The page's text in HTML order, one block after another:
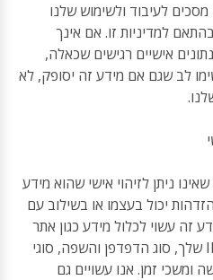
לעיבוד ולשימוש שלנו
למדיניות זו. אם אינך
אישיים רגישים שכאלה,
לב שגם אם מידע זה יסופק, לא
ניתן לזיהוי אישי שהוא מידע
יכול בעצמו או בשילוב עם
זה עשוי לכלול מידע כגון אתר
שהפנה אותך אלינו, כתובת ה-IP שלך, סוג הדפדפן והשפה, סוגי
ומשכי זמן. אנו עשויים גם